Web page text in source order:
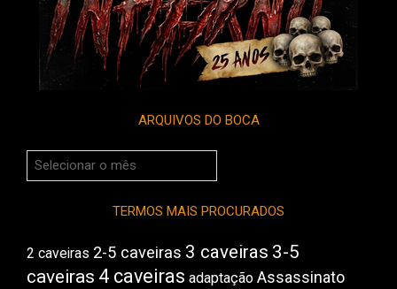
ARQUIVOS DO BOCA
Arquivos
do
TERMOS MAIS PROCURADOS
2 caveiras 2-5 caveiras 3 caveiras 3-5
caveiras 4 caveiras adaptação Assassinato